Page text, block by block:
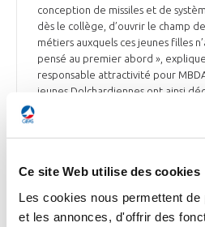
Ce site Web utilise des cookies
Les cookies nous permettent
et les annonces, d'offrir des
conception de missiles et de
dès le collège, d’ouvrir le champ
métiers auxquels ces jeunes filles
pensé au premier abord »,
responsable attractivité pour
jeunes Dolchardiennes ont ainsi
plusieurs filières professionnelles
notamment des ateliers de
câblage filaire ou encore
ordinateur) et des imprimantes 3D
d’outillages professionnels, en
et leurs parcours professionnels. «